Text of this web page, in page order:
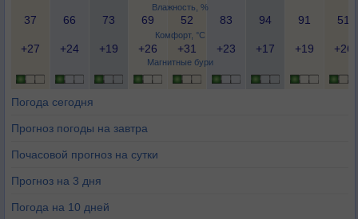
Влажность, %
Комфорт, °C
Магнитные бури
37 66 73 69 52 83 94 91 51
+27 +24 +19 +26 +31 +23 +17 +19 +26
Погода сегодня
Прогноз погоды на завтра
Почасовой прогноз на сутки
Прогноз на 3 дня
Погода на 10 дней